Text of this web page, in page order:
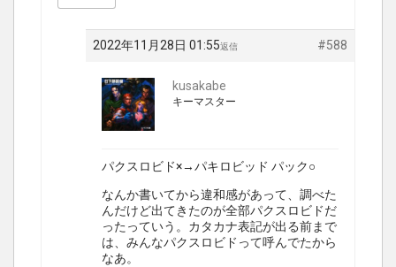
2022年11月28日 01:55 #588
返信
kusakabe
キーマスター
パクスロビド×→パキロビッド パック○
なんか書いてから違和感があって、調べた
んだけど出てきたのが全部パクスロビドだ
ったっていう。カタカナ表記が出る前まで
は、みんなパクスロビドって呼んでたから
なあ。